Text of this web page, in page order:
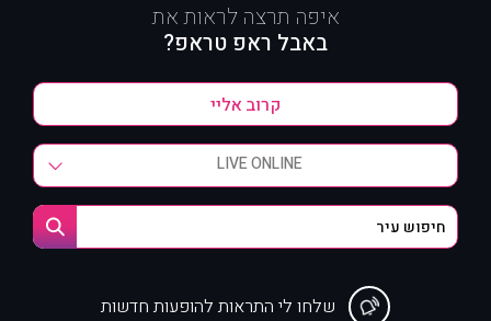
איפה תרצה לראות את
באבל ראפ טראפ?
LIVE ONLINE
שלחו לי התראות להופעות חדשות